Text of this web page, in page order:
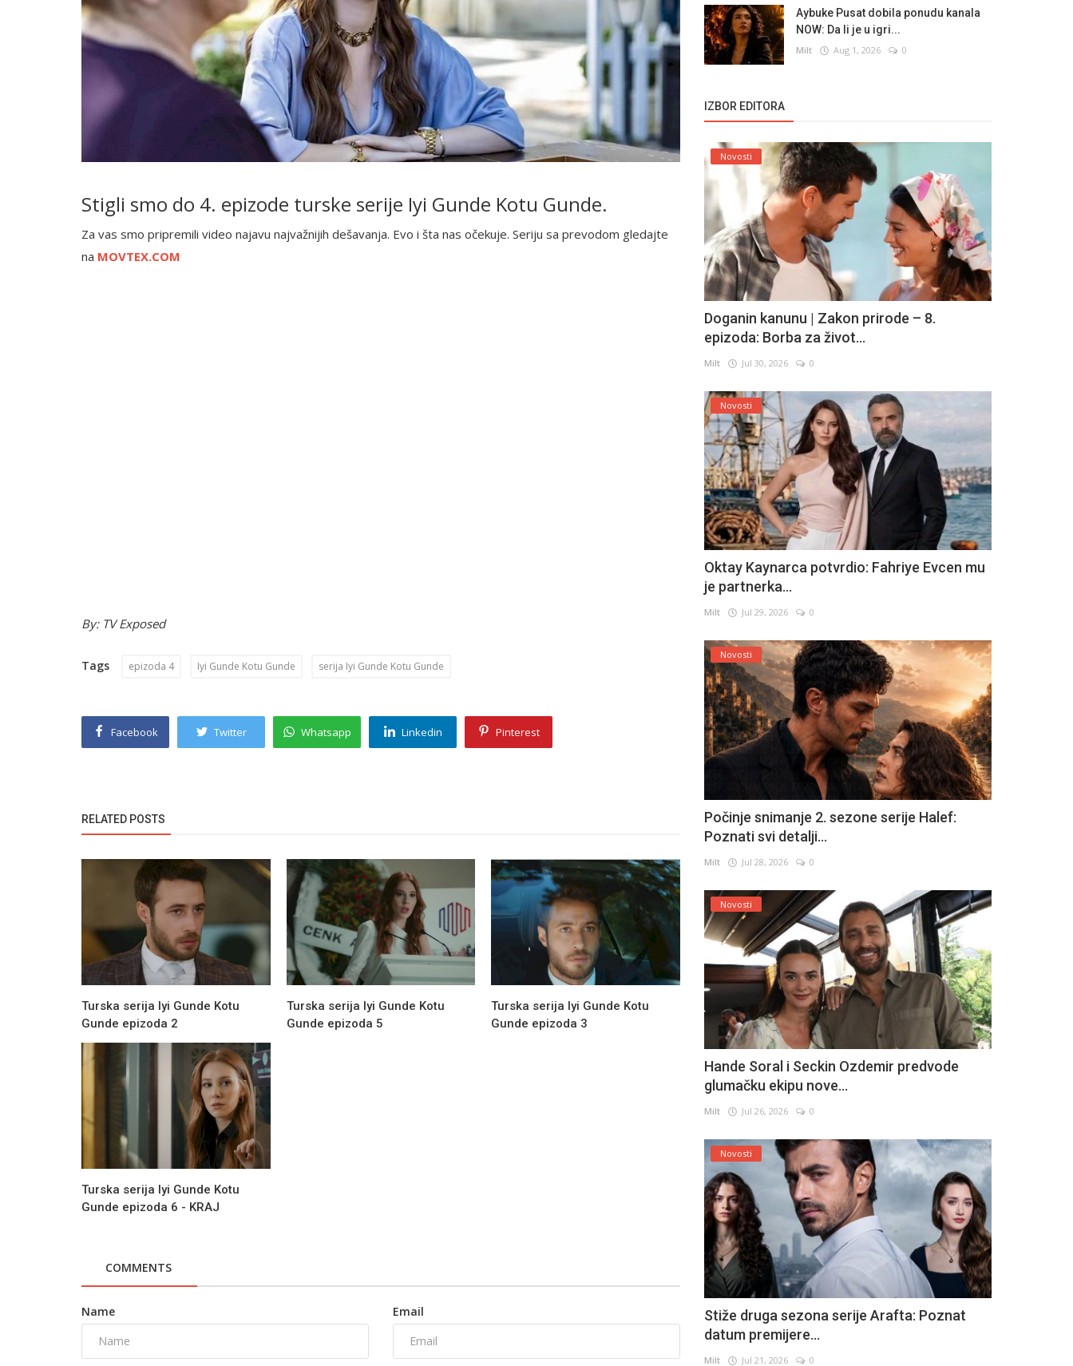
Stigli smo do 4. epizode turske serije Iyi Gunde Kotu Gunde.
Za vas smo pripremili video najavu najvažnijih dešavanja. Evo i šta nas očekuje. Seriju sa prevodom gledajte
na MOVTEX.COM
By: TV Exposed
Tags epizoda 4 Iyi Gunde Kotu Gunde serija Iyi Gunde Kotu Gunde
Facebook Twitter Whatsapp Linkedin Pinterest
RELATED POSTS
Turska serija Iyi Gunde Kotu
Gunde epizoda 2
Turska serija Iyi Gunde Kotu
Gunde epizoda 5
Turska serija Iyi Gunde Kotu
Gunde epizoda 3
Turska serija Iyi Gunde Kotu
Gunde epizoda 6 - KRAJ
COMMENTS
Name Email
Aybuke Pusat dobila ponudu kanala
NOW: Da li je u igri...
Milt Aug 1, 2026 0
IZBOR EDITORA
Novosti
Doganin kanunu | Zakon prirode – 8.
epizoda: Borba za život...
Milt Jul 30, 2026 0
Novosti
Oktay Kaynarca potvrdio: Fahriye Evcen mu
je partnerka...
Milt Jul 29, 2026 0
Novosti
Počinje snimanje 2. sezone serije Halef:
Poznati svi detalji...
Milt Jul 28, 2026 0
Novosti
Hande Soral i Seckin Ozdemir predvode
glumačku ekipu nove...
Milt Jul 26, 2026 0
Novosti
Stiže druga sezona serije Arafta: Poznat
datum premijere...
Milt Jul 21, 2026 0